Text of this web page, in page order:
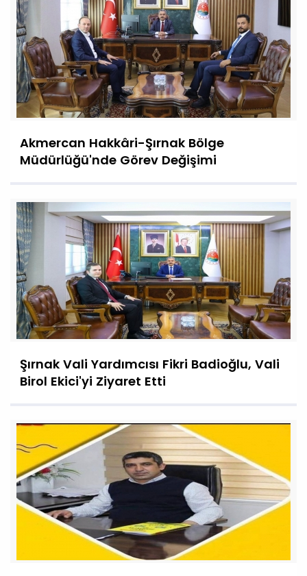
Akmercan Hakkâri-Şırnak Bölge
Müdürlüğü'nde Görev Değişimi
Şırnak Vali Yardımcısı Fikri Badioğlu, Vali
Birol Ekici'yi Ziyaret Etti